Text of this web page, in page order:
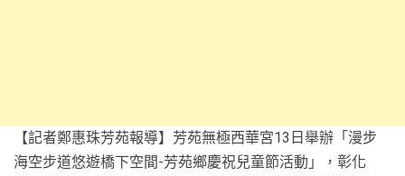
【記者鄭惠珠芳苑報導】芳苑無極西華宮13日舉辦「漫步
海空步道悠遊橋下空間-芳苑鄉慶祝兒童節活動」，彰化